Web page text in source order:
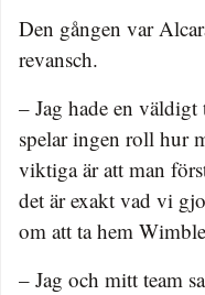
Den gången var
revansch.
– Jag hade en
spelar ingen roll hur
viktiga är att man
det är exakt vad vi
om att ta hem
– Jag och mitt team